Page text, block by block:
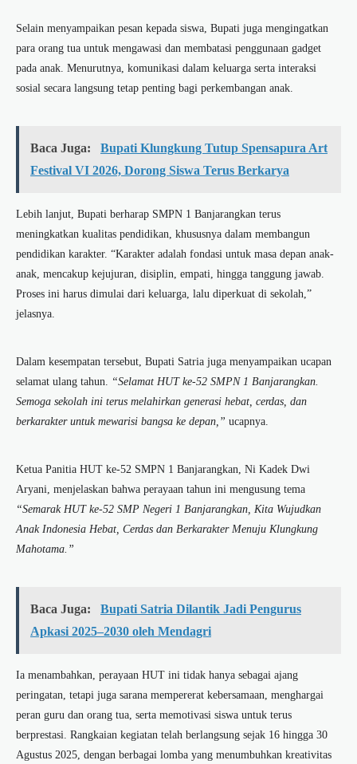
Selain menyampaikan pesan kepada siswa, Bupati juga mengingatkan
para orang tua untuk mengawasi dan membatasi penggunaan gadget
pada anak. Menurutnya, komunikasi dalam keluarga serta interaksi
sosial secara langsung tetap penting bagi perkembangan anak.
Baca Juga:
Bupati Klungkung Tutup Spensapura Art
Festival VI 2026, Dorong Siswa Terus Berkarya
Lebih lanjut, Bupati berharap SMPN 1 Banjarangkan terus
meningkatkan kualitas pendidikan, khususnya dalam membangun
pendidikan karakter. “Karakter adalah fondasi untuk masa depan anak-
anak, mencakup kejujuran, disiplin, empati, hingga tanggung jawab.
Proses ini harus dimulai dari keluarga, lalu diperkuat di sekolah,”
jelasnya.
Dalam kesempatan tersebut, Bupati Satria juga menyampaikan ucapan
selamat ulang tahun. “Selamat HUT ke-52 SMPN 1 Banjarangkan.
Semoga sekolah ini terus melahirkan generasi hebat, cerdas, dan
berkarakter untuk mewarisi bangsa ke depan,” ucapnya.
Ketua Panitia HUT ke-52 SMPN 1 Banjarangkan, Ni Kadek Dwi
Aryani, menjelaskan bahwa perayaan tahun ini mengusung tema
“Semarak HUT ke-52 SMP Negeri 1 Banjarangkan, Kita Wujudkan
Anak Indonesia Hebat, Cerdas dan Berkarakter Menuju Klungkung
Mahotama.”
Baca Juga:
Bupati Satria Dilantik Jadi Pengurus
Apkasi 2025–2030 oleh Mendagri
Ia menambahkan, perayaan HUT ini tidak hanya sebagai ajang
peringatan, tetapi juga sarana mempererat kebersamaan, menghargai
peran guru dan orang tua, serta memotivasi siswa untuk terus
berprestasi. Rangkaian kegiatan telah berlangsung sejak 16 hingga 30
Agustus 2025, dengan berbagai lomba yang menumbuhkan kreativitas